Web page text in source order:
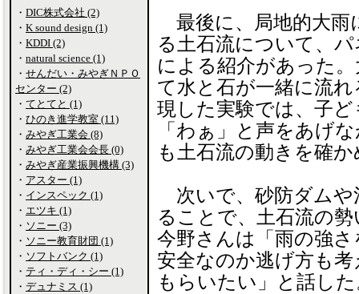
最後に、局地的大雨
る土石流について、
による紹介があった
て水と石が一緒に流
現した実験では、子
「わぁ」と声をあげ
も土石流の動きを確
次いで、砂防ダムや
ることで、土石流の
今野さんは「雨の強
安全なのか逃げ方も
もらいたい」と話し
・ DIC株式会社 (2)
・ K sound design (1)
・ KDDI (2)
・ natural science (1)
・ せんだい・みやぎＮＰＯ
センター (2)
・ てとてと (1)
・ ひのき進学教室 (11)
・ みやぎ工業会 (8)
・ みやぎ工業会会長 (0)
・ みやぎ産業振興機構 (3)
・ アスター (1)
・ インスペック (1)
・ エツキ (1)
・ ソニー (3)
・ ソニー教育財団 (1)
・ ソフトバンク (1)
・ ティ・ディ・シー (1)
・ デュナミス (1)